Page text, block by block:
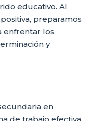
educativo. Al
preparamos
enfrentar los
y
en